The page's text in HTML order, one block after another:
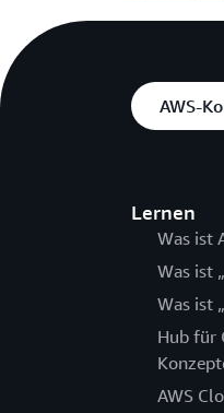
AWS-
Lernen
Was ist
Was ist
Was ist
Hub für
AWS